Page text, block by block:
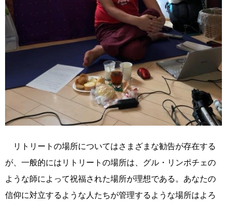
リトリートの場所についてはさまざまな勧告が存在する
が、一般的にはリトリートの場所は、グル・リンポチェの
ような師によって祝福された場所が理想である。あなたの
信仰に対立するような人たちが管理するような場所はよろ